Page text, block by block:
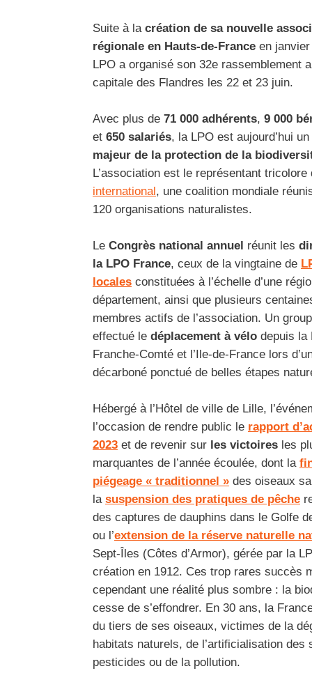
Suite à la création de sa nouvelle
régionale en Hauts-de-France en
LPO a organisé son 32e rassemblement
capitale des Flandres les 22 et 23 juin.
Avec plus de 71 000 adhérents, 9 000
et 650 salariés, la LPO est aujourd’hui un
majeur de la protection de la
L’association est le représentant tricolore
international , une coalition mondiale
120 organisations naturalistes.
Le Congrès national annuel réunit les
la LPO France, ceux de la vingtaine de
locales constituées à l’échelle d’une
département, ainsi que plusieurs
membres actifs de l’association. Un
effectué le déplacement à vélo depuis la
Franche-Comté et l’Ile-de-France lors
décarboné ponctué de belles étapes
Hébergé à l’Hôtel de ville de Lille,
l’occasion de rendre public le rapport
2023 et de revenir sur les victoires les
marquantes de l’année écoulée, dont la
piégeage « traditionnel » des oiseaux
la suspension des pratiques de pêche
des captures de dauphins dans le Golfe
ou l’extension de la réserve naturelle
Sept-Îles (Côtes d’Armor), gérée par la
création en 1912. Ces trop rares succès
cependant une réalité plus sombre : la
cesse de s’effondrer. En 30 ans, la
du tiers de ses oiseaux, victimes de la
habitats naturels, de l’artificialisation des
pesticides ou de la pollution.